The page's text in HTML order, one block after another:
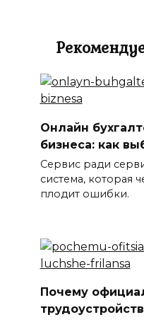
Онлайн
бизнеса: как
Сервис ради
система, которая
плодит ошибки.
Почему